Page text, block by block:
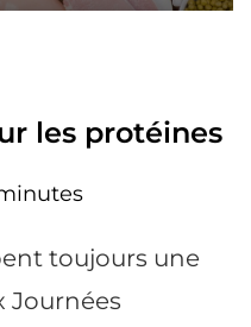
les protéines
toujours une
Journées